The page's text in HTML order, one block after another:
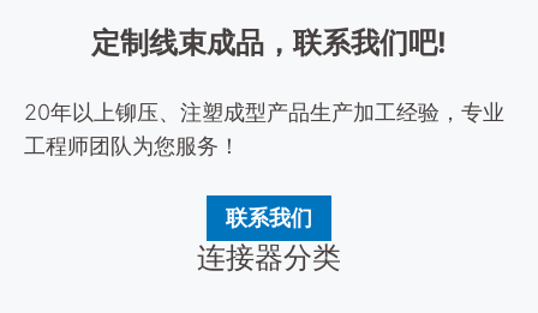
定制线束成品，联系我们吧!
20年以上铆压、注塑成型产品生产加工经验，专业
工程师团队为您服务！
联系我们
连接器分类